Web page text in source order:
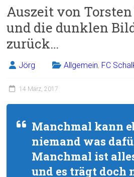
Auszeit von
und die dunklen
zurück…
Jörg Allgemein, FC
14 März, 2017
Manchmal kann
niemand was
Manchmal ist
und es trägt doch